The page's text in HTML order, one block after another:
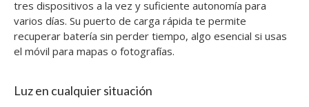
tres dispositivos a la vez y suficiente autonomía para
varios días. Su puerto de carga rápida te permite
recuperar batería sin perder tiempo, algo esencial si usas
el móvil para mapas o fotografías.
Luz en cualquier situación